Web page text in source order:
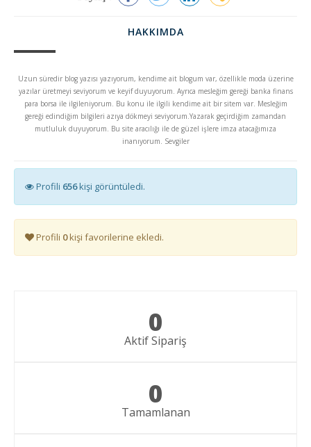
HAKKIMDA
Uzun süredir blog yazısı yazıyorum, kendime ait blogum var, özellikle moda üzerine
yazılar üretmeyi seviyorum ve keyif duyuyorum. Ayrıca mesleğim gereği banka finans
para borsa ile ilgileniyorum. Bu konu ile ilgili kendime ait bir sitem var. Mesleğim
gereği edindiğim bilgileri azıya dökmeyi seviyorum.Yazarak geçirdiğim zamandan
mutluluk duyuyorum. Bu site aracılığı ile de güzel işlere imza atacağımıza
inanıyorum. Sevgiler
Profili 656kişi görüntüledi.
Profili 0kişi favorilerine ekledi.
0
Aktif Sipariş
0
Tamamlanan